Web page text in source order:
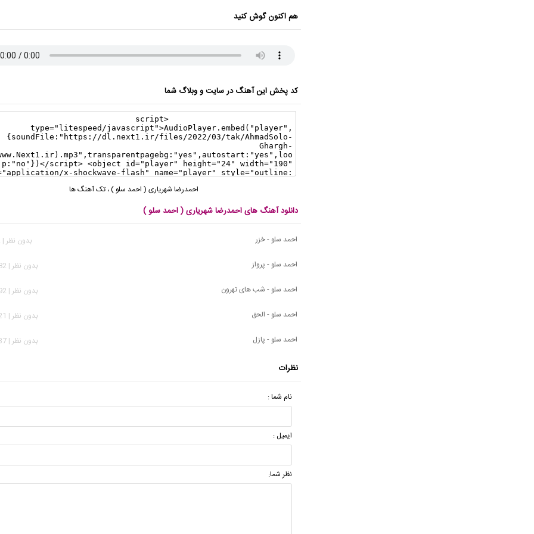
هم اکنون گوش کنید
کد پخش این آهنگ در سایت و وبلاگ شما
احمدرضا شهریاری ( احمد سلو ) ،تک آهنگ ها
دانلود آهنگ های احمدرضا شهریاری ( احمد سلو )
احمد سلو - خزر
بدون نظر | 482 بازدید
احمد سلو - پرواز
بدون نظر | 1,082 بازدید
احمد سلو - شب های تهرون
بدون نظر | 1,692 بازدید
احمد سلو - الحق
بدون نظر | 1,521 بازدید
احمد سلو - پازل
بدون نظر | 1,637 بازدید
نظرات
نام شما :
ایمیل :
نظر شما: